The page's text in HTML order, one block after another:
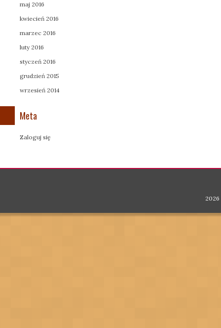
maj 2016
kwiecień 2016
marzec 2016
luty 2016
styczeń 2016
grudzień 2015
wrzesień 2014
Meta
Zaloguj się
2026